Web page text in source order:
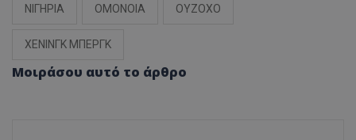
ΝΙΓΗΡΙΑ ΟΜΟΝΟΙΑ ΟΥΖΟΧΟ
ΧΕΝΙΝΓΚ ΜΠΕΡΓΚ
Μοιράσου αυτό το άρθρο